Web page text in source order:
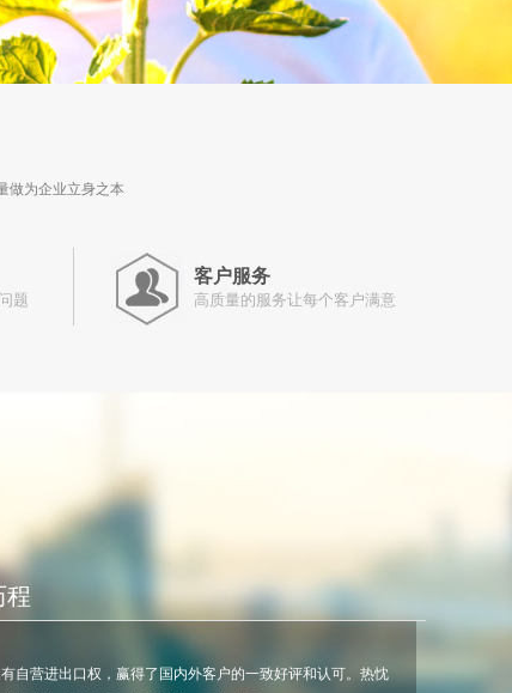
做为企业立身之本
题
客户服务
高质量的服务让每个客户满意
程
自营进出口权，赢得了国内外客户的一致好评和认可。热忱